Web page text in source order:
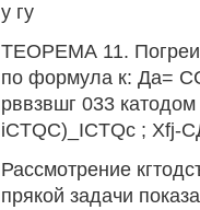
у гу
ТЕОРЕМА 11.
по формула к: Да=
рввзвшг 033
iCTQC)_ICTQc ; Xfj-
Рассмотрение
прякой задачи